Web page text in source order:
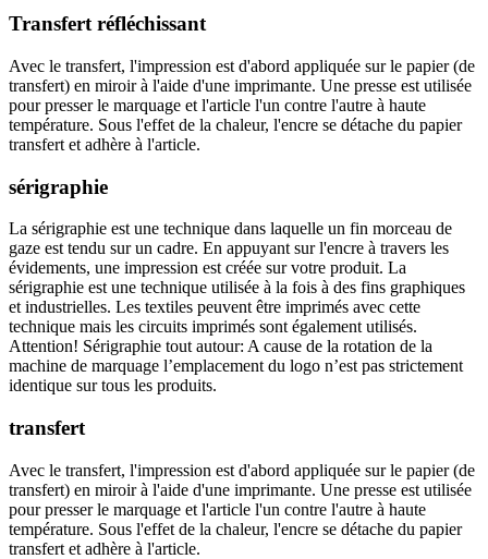
Transfert réfléchissant
Avec le transfert, l'impression est d'abord appliquée sur le papier (de
transfert) en miroir à l'aide d'une imprimante. Une presse est utilisée
pour presser le marquage et l'article l'un contre l'autre à haute
température. Sous l'effet de la chaleur, l'encre se détache du papier
transfert et adhère à l'article.
sérigraphie
La sérigraphie est une technique dans laquelle un fin morceau de
gaze est tendu sur un cadre. En appuyant sur l'encre à travers les
évidements, une impression est créée sur votre produit. La
sérigraphie est une technique utilisée à la fois à des fins graphiques
et industrielles. Les textiles peuvent être imprimés avec cette
technique mais les circuits imprimés sont également utilisés.
Attention! Sérigraphie tout autour: A cause de la rotation de la
machine de marquage l’emplacement du logo n’est pas strictement
identique sur tous les produits.
transfert
Avec le transfert, l'impression est d'abord appliquée sur le papier (de
transfert) en miroir à l'aide d'une imprimante. Une presse est utilisée
pour presser le marquage et l'article l'un contre l'autre à haute
température. Sous l'effet de la chaleur, l'encre se détache du papier
transfert et adhère à l'article.